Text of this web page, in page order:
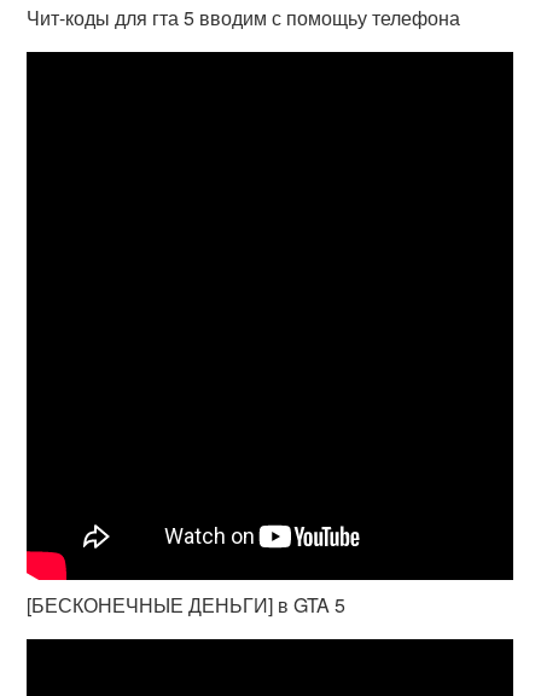
Чит-коды для гта 5 вводим с помощьу телефона
[БЕСКОНЕЧНЫЕ ДЕНЬГИ] в GTA 5